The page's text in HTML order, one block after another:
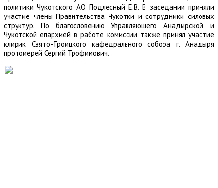
политики Чукотского АО Подлесный Е.В. В заседании приняли
участие члены Правительства Чукотки и сотрудники силовых
структур. По благословению Управляющего Анадырской и
Чукотской епархией в работе комиссии также принял участие
клирик Свято-Троицкого кафедрального собора г. Анадыря
протоиерей Сергий Трофимович.